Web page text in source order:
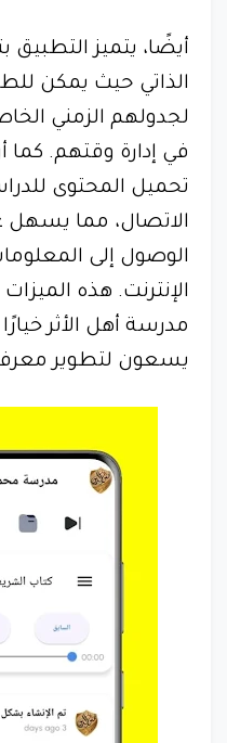
أيضًا، يتميز التطبيق
الذاتي حيث يمكن
لجدولهم الزمني
في إدارة وقتهم.
تحميل المحتوى
الاتصال، مما
الوصول إلى
الإنترنت. هذه
مدرسة أهل الأثر
يسعون لتطوير